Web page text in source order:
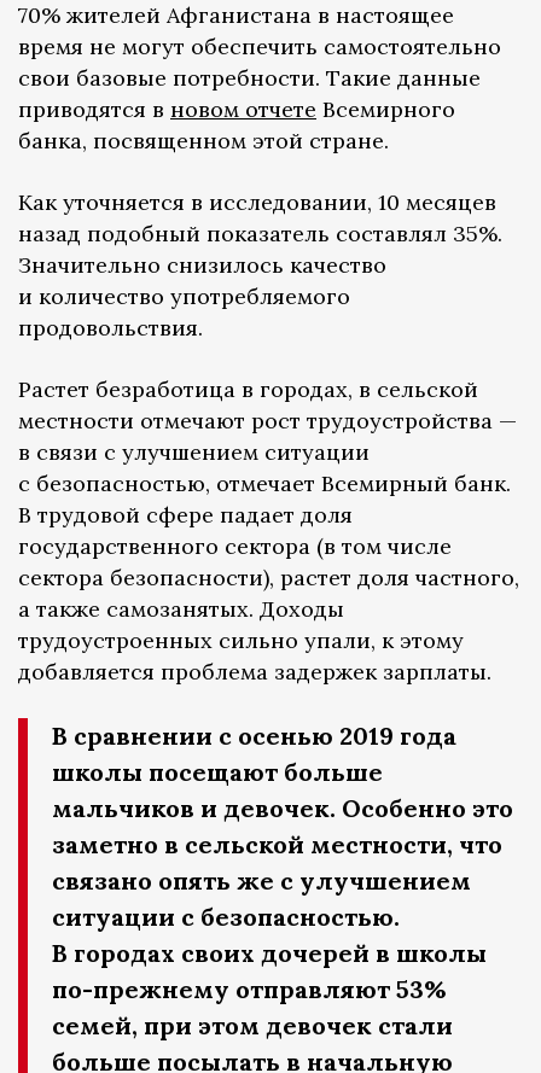
70% жителей Афганистана в настоящее
время не могут обеспечить самостоятельно
свои базовые потребности. Такие данные
приводятся в новом отчете Всемирного
банка, посвященном этой стране.
Как уточняется в исследовании, 10 месяцев
назад подобный показатель составлял 35%.
Значительно снизилось качество
и количество употребляемого
продовольствия.
Растет безработица в городах, в сельской
местности отмечают рост трудоустройства —
в связи с улучшением ситуации
с безопасностью, отмечает Всемирный банк.
В трудовой сфере падает доля
государственного сектора (в том числе
сектора безопасности), растет доля частного,
а также самозанятых. Доходы
трудоустроенных сильно упали, к этому
добавляется проблема задержек зарплаты.
В сравнении с осенью 2019 года
школы посещают больше
мальчиков и девочек. Особенно это
заметно в сельской местности, что
связано опять же с улучшением
ситуации с безопасностью.
В городах своих дочерей в школы
по-прежнему отправляют 53%
семей, при этом девочек стали
больше посылать в начальную